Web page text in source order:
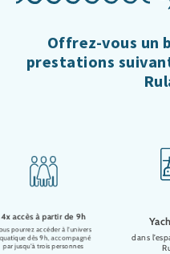
Offrez-vous un
prestations
4x accès à partir de 9h
pourrez accéder à l'univers
dès 9h, accompagné
par jusqu'à trois personnes
dans